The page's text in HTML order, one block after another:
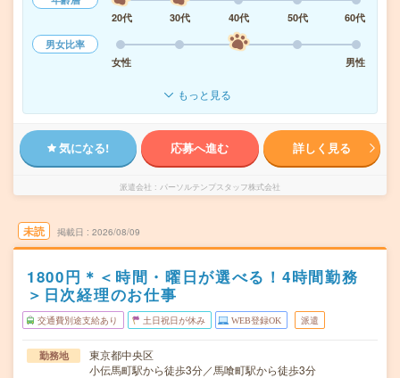
20代
30代 40代 50代
60代
男女比率
女性
男性
もっと見る
気になる! 応募へ進む 詳しく見る
派遣会社 パーソルテンプスタッフ株式会社
未読 掲載日 2026/08/09
1800円＊＜時間・曜日が選べる！4時間勤務
＞日次経理のお仕事
交通費別途支給あり 土日祝日が休み WEB登録OK 派遣
勤務地
東京都中央区
小伝馬町駅から徒歩3分／馬喰町駅から徒歩3分